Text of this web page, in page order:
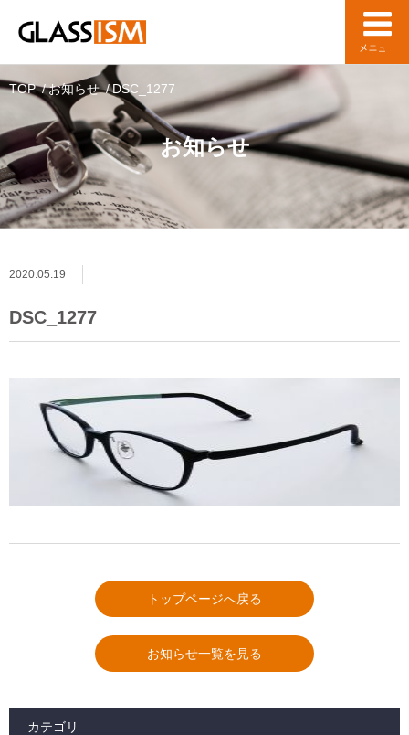
お知らせ
TOP お知らせ DSC_1277
2020.05.19
DSC_1277
トップページへ戻る
お知らせ一覧を見る
カテゴリ